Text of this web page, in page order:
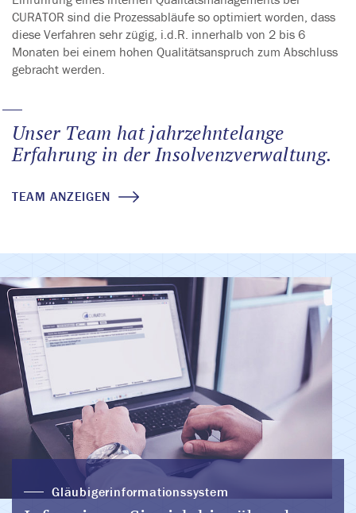
CURATOR sind die Prozessabläufe so optimiert worden, dass
diese Verfahren sehr zügig, i.d.R. innerhalb von 2 bis 6
Monaten bei einem hohen Qualitätsanspruch zum Abschluss
gebracht werden.
Unser Team hat jahrzehntelange
Erfahrung in derInsolvenzverwaltung.
TEAM ANZEIGEN
Gläubigerinformationssystem